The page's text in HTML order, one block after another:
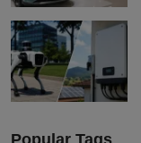
Popular Tags